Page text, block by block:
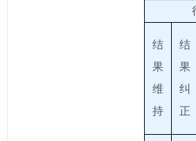
结
果
维
持
结
果
纠
正